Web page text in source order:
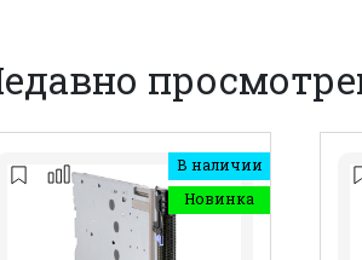
В наличии
Новинка